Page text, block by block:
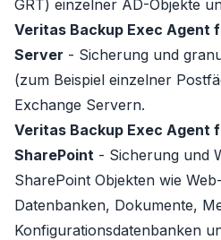
GRT) einzelner AD-Objekte
Veritas Backup Exec Agent
Server - Sicherung und
(zum Beispiel einzelner
Exchange Servern.
Veritas Backup Exec Agent
SharePoint - Sicherung und
SharePoint Objekten wie
Datenbanken, Dokumente,
Konfigurationsdatenbanken